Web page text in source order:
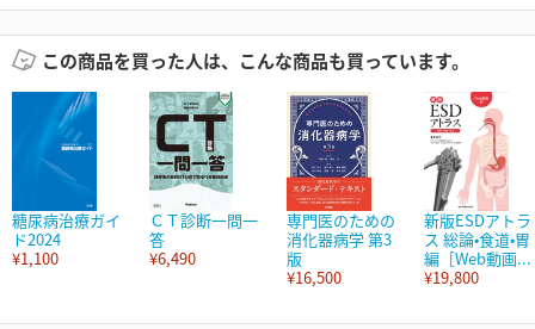
この商品を買った人は、こんな商品も買っています。
糖尿病治療ガイ
ド2024
¥1,100
ＣＴ診断一問一
答
¥6,490
専門医のための
消化器病学 第3
版
¥16,500
新版ESDアトラ
ス 総論•食道•胃
編［Web動画...
¥19,800